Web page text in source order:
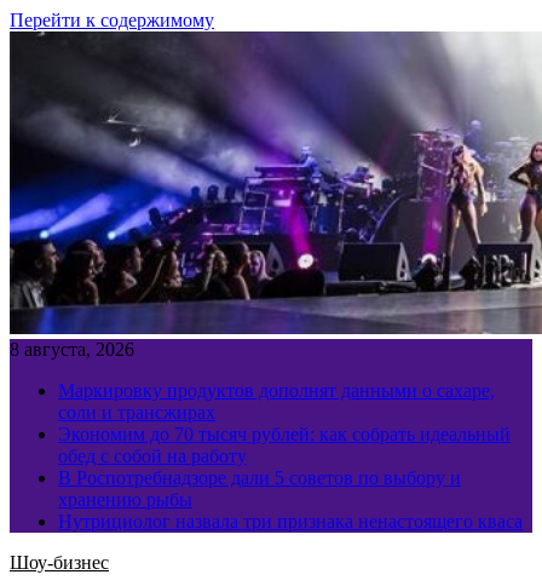
Перейти к содержимому
8 августа, 2026
Маркировку продуктов дополнят данными о сахаре,
соли и трансжирах
Экономим до 70 тысяч рублей: как собрать идеальный
обед с собой на работу
В Роспотребнадзоре дали 5 советов по выбору и
хранению рыбы
Нутрициолог назвала три признака ненастоящего кваса
Шоу-бизнес